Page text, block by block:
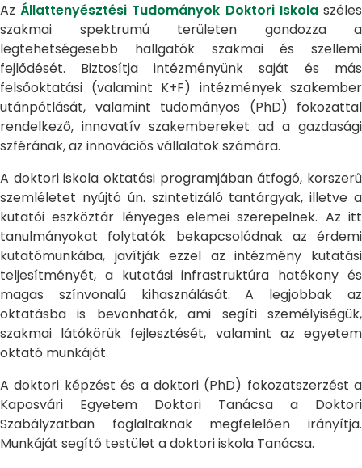
AzÁllattenyésztési Tudományok Doktori Iskolaszéles
szakmai spektrumú területen gondozza a
legtehetségesebb hallgatók szakmai és szellemi
fejlődését. Biztosítja intézményünk saját és más
felsőoktatási (valamint K+F) intézmények szakember
utánpótlását, valamint tudományos (PhD) fokozattal
rendelkező, innovatív szakembereket ad a gazdasági
szférának, az innovációs vállalatok számára.
A doktori iskola oktatási programjában átfogó, korszerű
szemléletet nyújtó ún. szintetizáló tantárgyak, illetve a
kutatói eszköztár lényeges elemei szerepelnek. Az itt
tanulmányokat folytatók bekapcsolódnak az érdemi
kutatómunkába, javítják ezzel az intézmény kutatási
teljesítményét, a kutatási infrastruktúra hatékony és
magas színvonalú kihasználását. A legjobbak az
oktatásba is bevonhatók, ami segíti személyiségük,
szakmai látókörük fejlesztését, valamint az egyetem
oktató munkáját.
A doktori képzést és a doktori (PhD) fokozatszerzést a
Kaposvári Egyetem Doktori Tanácsa a Doktori
Szabályzatban foglaltaknak megfelelően irányítja.
Munkáját segítő testület a doktori iskola Tanácsa.